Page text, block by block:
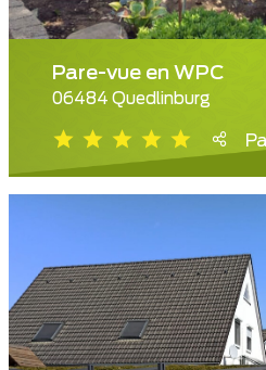
Pare-vue en WPC
06484 Quedlinburg